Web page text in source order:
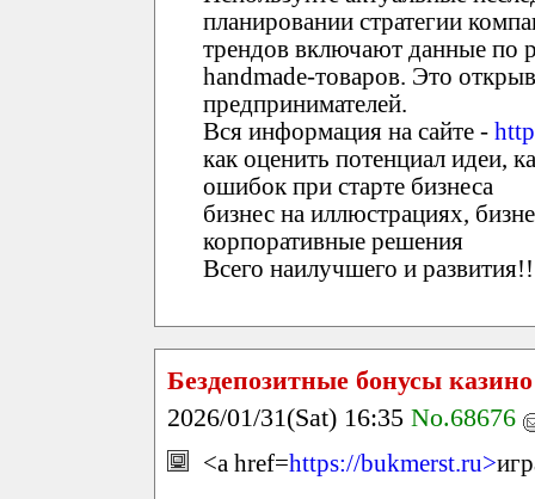
планировании стратегии
трендов включают данные по
handmade-товаров. Это
предпринимателей.
Вся информация на сайте -
как оценить потенциал идеи,
ошибок при старте бизнеса
бизнес на иллюстрациях,
корпоративные решения
Всего наилучшего и развития!!
Бездепозитные бонусы казино
2026/01/31(Sat) 16:35 No.68676
<a href=https://bukmerst.ru>